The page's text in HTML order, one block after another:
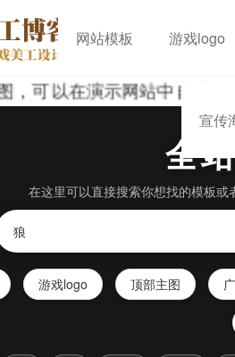
网站模板 游戏logo
宣传
以在演示网站中自由组
全
在这里可以直接搜索你想找的模板
游戏logo 顶部主图